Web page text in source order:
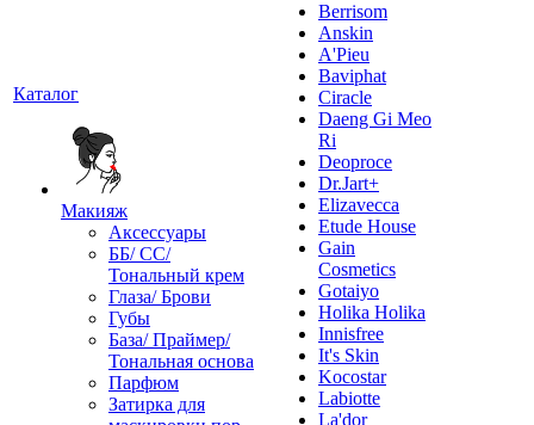
Каталог
Макияж
Аксессуары
ББ/ СС/
Тональный крем
Глаза/ Брови
Губы
База/ Праймер/
Тональная основа
Парфюм
Затирка для
Berrisom
Anskin
A'Pieu
Baviphat
Ciracle
Daeng Gi Meo
Ri
Deoproce
Dr.Jart+
Elizavecca
Etude House
Gain
Cosmetics
Gotaiyo
Holika Holika
Innisfree
It's Skin
Kocostar
Labiotte
La'dor